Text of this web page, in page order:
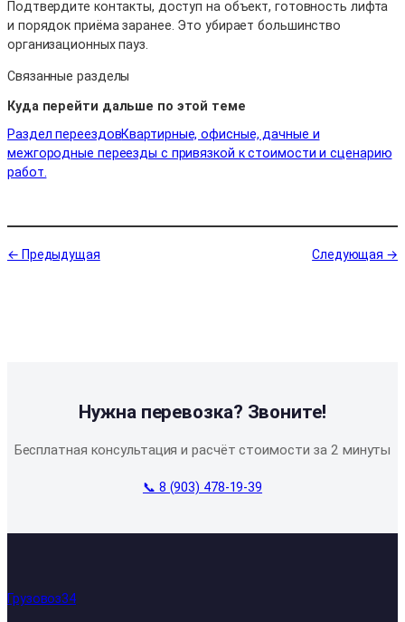
Подтвердите контакты, доступ на объект, готовность лифта
и порядок приёма заранее. Это убирает большинство
организационных пауз.
Связанные разделы
Куда перейти дальше по этой теме
Раздел переездовКвартирные, офисные, дачные и
межгородные переезды с привязкой к стоимости и сценарию
работ.
← Предыдущая Следующая →
Нужна перевозка? Звоните!
Бесплатная консультация и расчёт стоимости за 2 минуты
📞 8 (903) 478-19-39
Грузовоз34